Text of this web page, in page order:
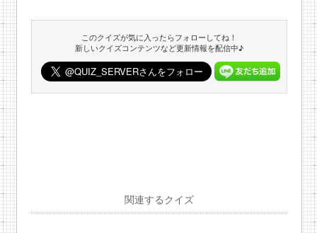
このクイズが気に入ったらフォローしてね！
新しいクイズコンテンツなど更新情報を配信中♪
関連するクイズ